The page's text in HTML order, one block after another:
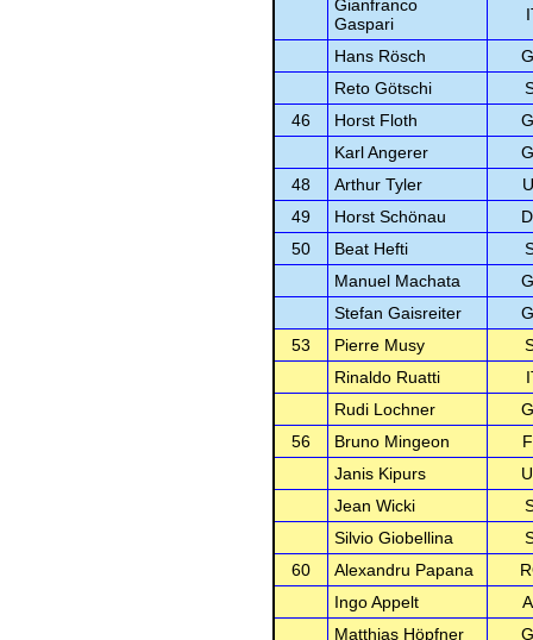
Gianfranco
Gaspari
Hans Rösch
Reto Götschi
46
Horst Floth
Karl Angerer
48
Arthur Tyler
49
Horst Schönau
50
Beat Hefti
Manuel Machata
Stefan Gaisreiter
53
Pierre Musy
Rinaldo Ruatti
Rudi Lochner
56
Bruno Mingeon
Janis Kipurs
Jean Wicki
Silvio Giobellina
60
Alexandru Papana
Ingo Appelt
Matthias Höpfner